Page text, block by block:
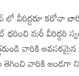
వీరిద్దరూ కరోనా
మరీ వీరిద్దరి
వారికి అవసరమైన
వారికి అండగా